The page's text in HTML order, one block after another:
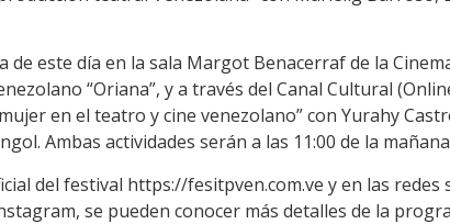
de este día en la sala Margot Benacerraf de la
“Oriana”, y a través del Canal Cultural
en el teatro y cine venezolano” con Yurahy
Ambas actividades serán a las 11:00 de la
del festival https://fesitpven.com.ve y en las redes
se pueden conocer más detalles de la